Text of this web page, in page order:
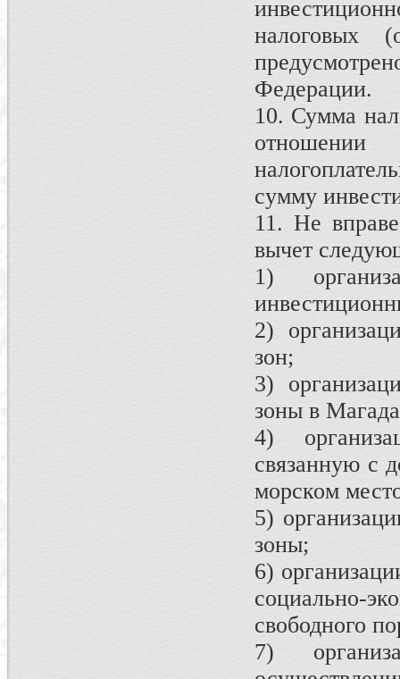
налоговых
Федерации.
10. Сумма
сумму
11. Не
вычет
1)
2)
зон;
3)
зоны в
4)
связанную с
морском
5)
зоны;
6)
социально-
свободного
7)